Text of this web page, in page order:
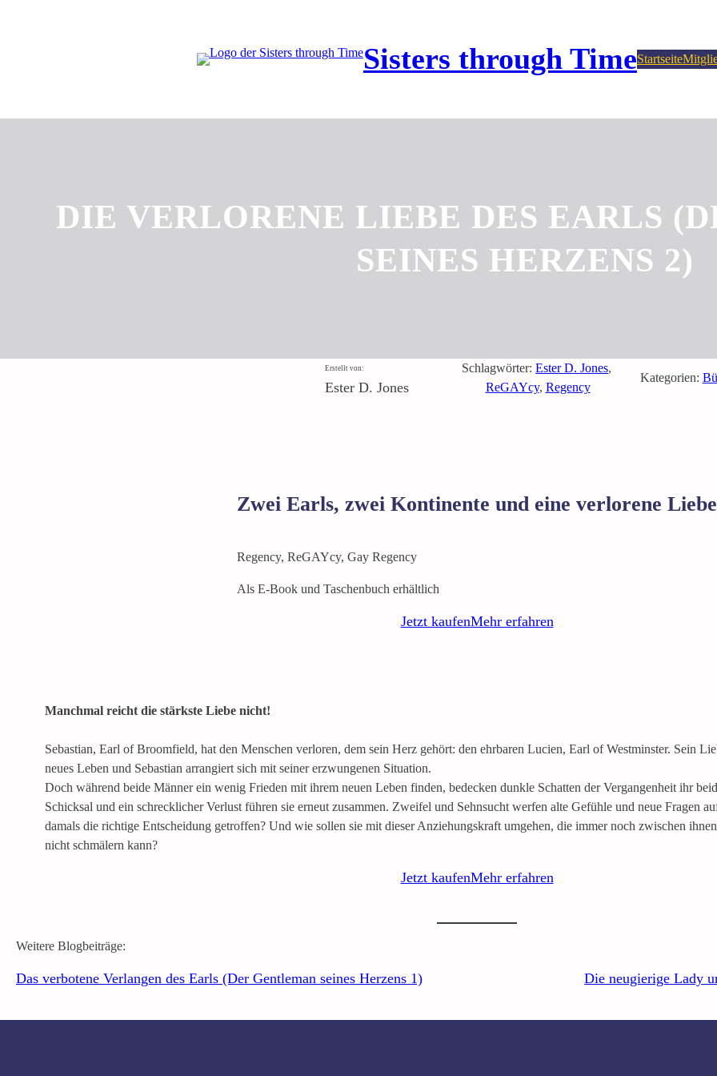
Sisters through TimeStartseite
DIE VERLORENE LIEBE DES EARLS
SEINES HERZENS 2)
Erstellt von:
Ester D. Jones
Schlagwörter:Ester D. Jones
ReGAYcy, Regency
Kategorien:
Zwei Earls, zwei Kontinente und eine verlorene Liebe
Regency, ReGAYcy, Gay Regency
Als E-Book und Taschenbuch erhältlich
Jetzt kaufenMehr erfahren
Manchmal reicht die stärkste Liebe nicht!
Sebastian, Earl of Broomfield, hat den Menschen verloren, dem sein Herz gehört: den ehrbaren Lucien, Earl of Westminster. Sein
neues Leben und Sebastian arrangiert sich mit seiner erzwungenen Situation.
Doch während beide Männer ein wenig Frieden mit ihrem neuen Leben finden, bedecken dunkle Schatten der Vergangenheit ihr
Schicksal und ein schrecklicher Verlust führen sie erneut zusammen. Zweifel und Sehnsucht werfen alte Gefühle und neue Fragen
damals die richtige Entscheidung getroffen? Und wie sollen sie mit dieser Anziehungskraft umgehen, die immer noch zwischen
nicht schmälern kann?
Jetzt kaufenMehr erfahren
Weitere Blogbeiträge:
Das verbotene Verlangen des Earls (Der Gentleman seines Herzens 1) Die neugierige Lady